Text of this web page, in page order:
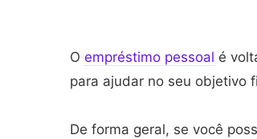
O empréstimo pessoal é
para ajudar no seu objetivo
De forma geral, se você